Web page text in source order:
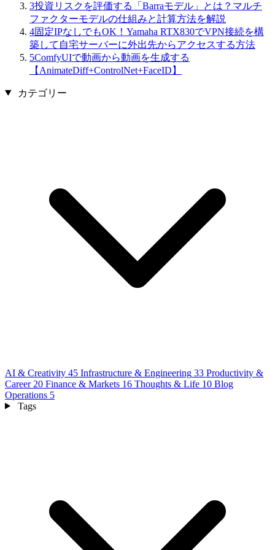
3投資リスクを評価する「Barraモデル」とは？マルチ
ファクターモデルの仕組みと計算方法を解説
4固定IPなしでもOK！Yamaha RTX830でVPN接続を構
築して自宅サーバーに外出先からアクセスする方法
5ComfyUIで動画から動画を生成する
【AnimateDiff+ControlNet+FaceID】
カテゴリー
AI & Creativity 45 Infrastructure & Engineering 33 Productivity &
Career 20 Finance & Markets 16 Thoughts & Life 10 Blog
Operations 5
Tags